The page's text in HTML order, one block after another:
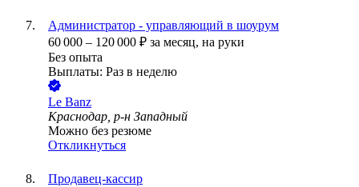
Администратор - управляющий в шоурум
60 000 – 120 000 ₽ за месяц, на руки
Без опыта
Выплаты: Раз в неделю
Le Banz
Краснодар, р-н Западный
Можно без резюме
Откликнуться
Продавец-кассир